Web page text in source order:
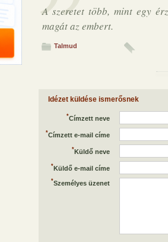
A szeretet több, mint egy
magát az embert.
Talmud
Idézet küldése ismerősnek
*Címzett neve
*Címzett e-mail címe
*Küldő neve
*Küldő e-mail címe
*Személyes üzenet